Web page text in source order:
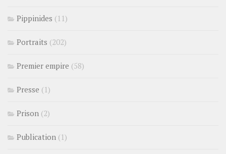
Pippinides (11)
Portraits (202)
Premier empire (58)
Presse (1)
Prison (2)
Publication (1)